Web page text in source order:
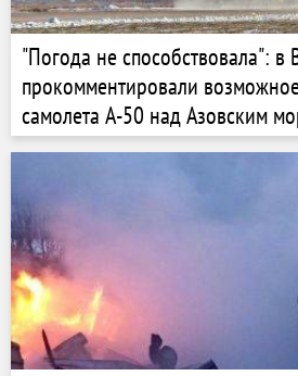
"Погода не способствовала": в
прокомментировали
самолета А-50 над Азовским